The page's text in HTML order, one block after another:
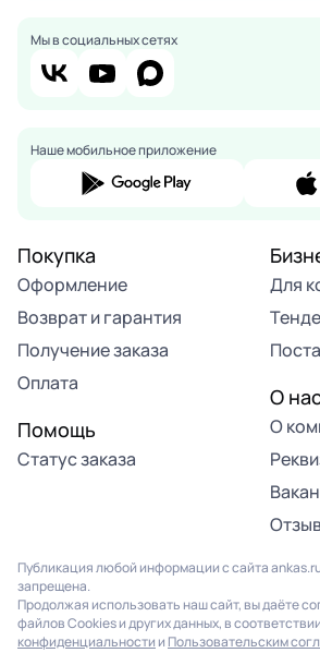
Мы в социальных сетях
Наше мобильное приложение
Покупка
Оформление
Возврат и гарантия
Получение заказа
Оплата
Помощь
Статус заказа
Для
О
О
Публикация любой информации с сайта
запрещена.
Продолжая использовать наш сайт, вы даёте
файлов Cookies и других данных, в
конфиденциальности и Пользовательским